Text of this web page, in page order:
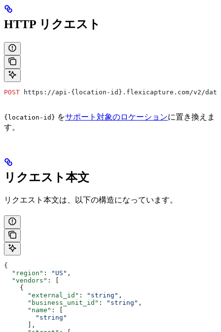
HTTP リクエスト
POST https://api-{location-id}.flexicapture.com/v2/
{location-id} をサポート対象のロケーションに置き換えま
す。
リクエスト本文
リクエスト本文は、以下の構造になっています。
{
  "region"
: "US" ,
  "vendors"
: [
    {
      "external_id"
: "string" ,
      "business_unit_id"
: "string" ,
      "name"
: [
        "string"
      ],